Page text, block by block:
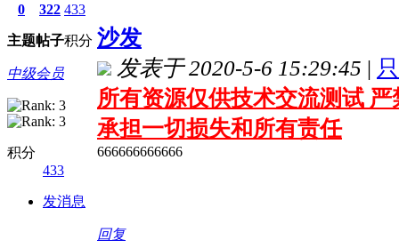
0
主题
322
帖子
433
积分
中级会员
积分
433
发消息
沙发
发表于 2020-5-6 15:29:45 |
所有资源仅供技术交流测试
承担一切损失和所有责任
666666666666
回复